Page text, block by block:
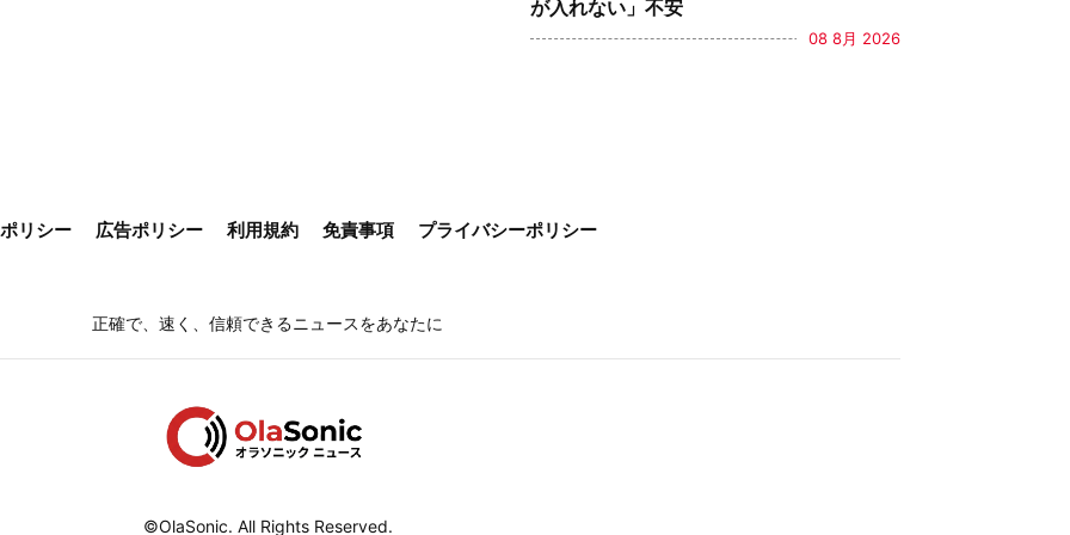
が入れない」不安
08 8月 2026
リシー 広告ポリシー 利用規約 免責事項 プライバシーポリシー
正確で、速く、信頼できるニュースをあなたに
©OlaSonic. All Rights Reserved.